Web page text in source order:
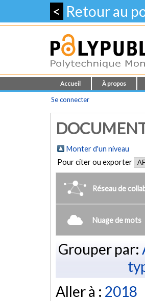
< Retour au
Accueil À propos
Se connecter
Monter d'un niveau
Pour citer ou exporter
Réseau de
Nuage de mots
Grouper par:
Aller à : 2018